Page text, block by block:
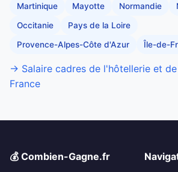
Martinique Mayotte Normandie
Occitanie Pays de la Loire
Provence-Alpes-Côte d'Azur Île-de-
→ Salaire cadres de l'hôtellerie et
France
💰 Combien-Gagne.fr